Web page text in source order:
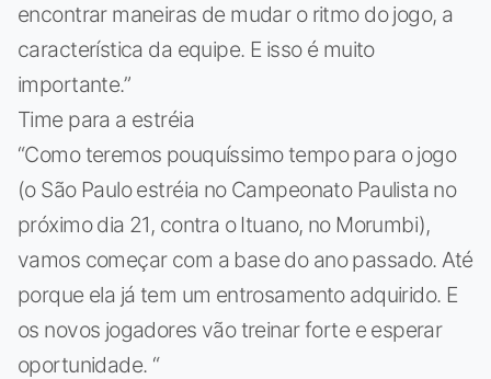
encontrar maneiras de mudar o ritmo do jogo, a
característica da equipe. E isso é muito
importante.”
Time para a estréia
“Como teremos pouquíssimo tempo para o jogo
(o São Paulo estréia no Campeonato Paulista no
próximo dia 21, contra o Ituano, no Morumbi),
vamos começar com a base do ano passado. Até
porque ela já tem um entrosamento adquirido. E
os novos jogadores vão treinar forte e esperar
oportunidade. “